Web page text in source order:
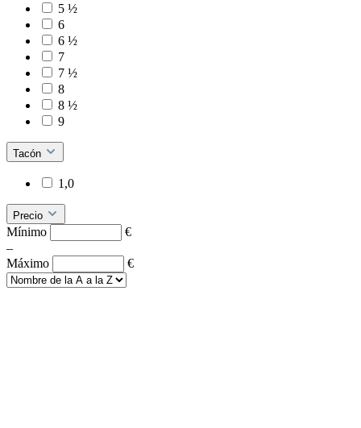
5 ½
6
6 ½
7
7 ½
8
8 ½
9
Tacón
1,0
Precio
Mínimo
€
–
Máximo
€